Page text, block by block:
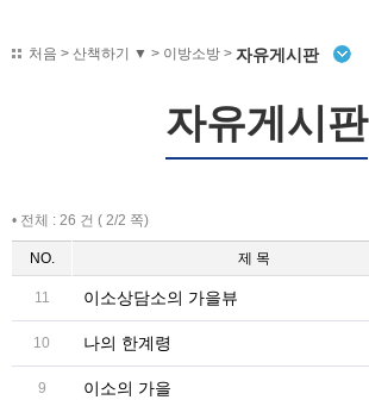
처음 > 산책하기 ▼ > 이방소방 > 자유게시판
자유게시판
• 전체 : 26 건 ( 2/2 쪽)
NO. 제 목
11 이소상담소의 가을뷰
10 나의 한계령
9 이소의 가을